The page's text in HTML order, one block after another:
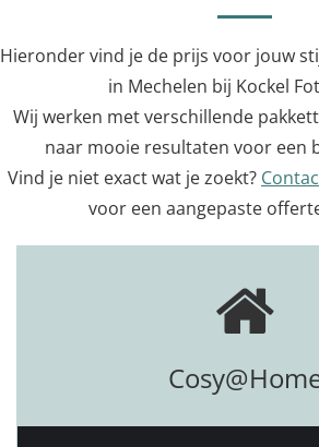
Hieronder vind je de prijs voor jouw
in Mechelen bij Kockel
Wij werken met verschillende
naar mooie resultaten voor een
Vind je niet exact wat je zoekt?
voor een aangepaste